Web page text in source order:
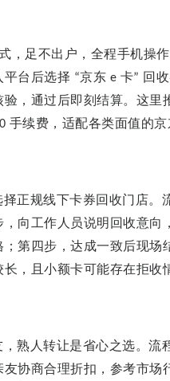
，足不出户，全程手机操
平台后选择 “京东 e 卡” 回
，通过后即刻结算。这里
0 手续费，适配各类面值的京
正规线下卡券回收门店。
向工作人员说明回收意
第四步，达成一致后现场
，且小额卡可能存在拒收
熟人转让是省心之选。流
协商合理折扣，参考市